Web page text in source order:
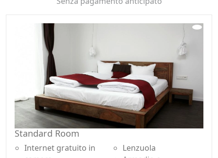
nostro centro benessere e spa, in alto sopra i tetti di
Berlino nella sauna o gustare i nostri ottimi vini e
bevande nel nostro accogliente salotto. Godetevi le
nostre Bistro Bardot piatti delicati, sensuali ed
emozionanti dalla cucina biologica vegetariana. Tutto il
nostro cibo e bevande sono da agricoltura biologica.
I nostri appartamenti sono di 50 m² e dispongono di
una cucina, un ampio soggiorno-pranzo e un balcone.
Essi offrono un design moderno e sono una sintesi di
standard ecologici e stile di vita. Tutte le camere sono
state progettate singolarmente. L'apparecchiatura offre
selezionare i dettagli creativi, proprio come l'arte
Standard Room
Internet gratuito in
Lenzuola